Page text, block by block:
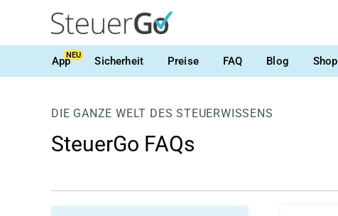
AppNEU Sicherheit Preise FAQ Blog Shop
DIE GANZE WELT DES STEUERWISSENS
SteuerGo FAQs